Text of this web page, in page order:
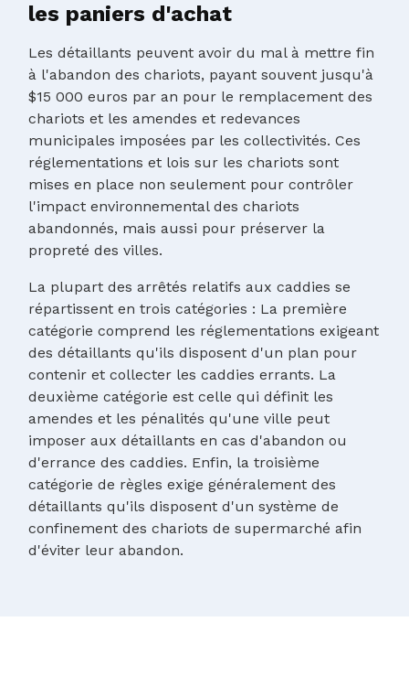
les paniers d'achat
Les détaillants peuvent avoir du mal à mettre fin
à l'abandon des chariots, payant souvent jusqu'à
$15 000 euros par an pour le remplacement des
chariots et les amendes et redevances
municipales imposées par les collectivités. Ces
réglementations et lois sur les chariots sont
mises en place non seulement pour contrôler
l'impact environnemental des chariots
abandonnés, mais aussi pour préserver la
propreté des villes.
La plupart des arrêtés relatifs aux caddies se
répartissent en trois catégories : La première
catégorie comprend les réglementations exigeant
des détaillants qu'ils disposent d'un plan pour
contenir et collecter les caddies errants. La
deuxième catégorie est celle qui définit les
amendes et les pénalités qu'une ville peut
imposer aux détaillants en cas d'abandon ou
d'errance des caddies. Enfin, la troisième
catégorie de règles exige généralement des
détaillants qu'ils disposent d'un système de
confinement des chariots de supermarché afin
d'éviter leur abandon.